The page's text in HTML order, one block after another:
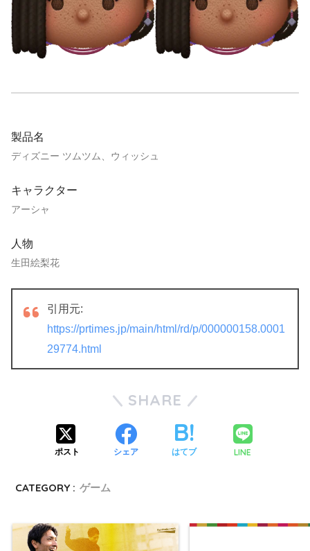
製品名
ディズニー ツムツム、ウィッシュ
キャラクター
アーシャ
人物
生田絵梨花
引用元:
https://prtimes.jp/main/html/rd/p/000000158.0001
29774.html
SHARE
ポスト シェア はてブ LINE
CATEGORY : ゲーム